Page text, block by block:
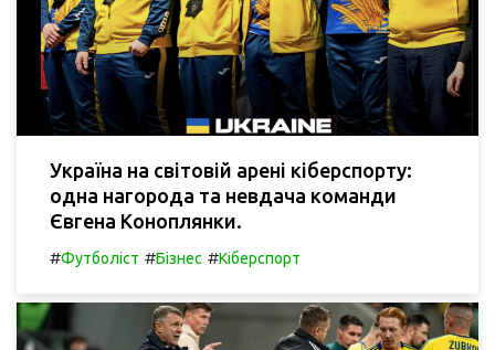
Україна на світовій арені кіберспорту:
одна нагорода та невдача команди
Євгена Коноплянки.
#Футболіст #Бізнес #Кіберспорт